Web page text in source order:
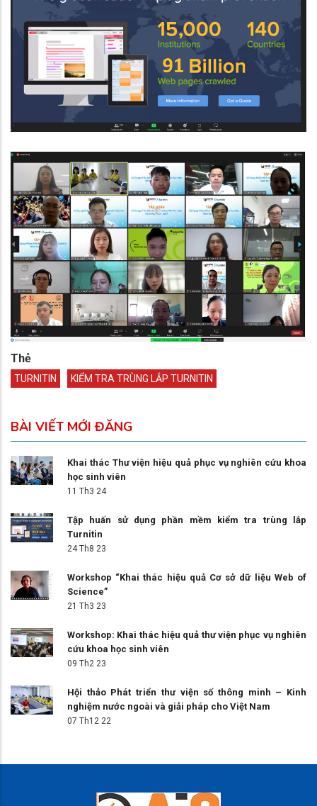
Thẻ
TURNITIN KIỂM TRA TRÙNG LẮP TURNITIN
BÀI VIẾT MỚI ĐĂNG
Khai thác Thư viện hiệu quả phục vụ nghiên cứu khoa
học sinh viên
11 Th3 24
Tập huấn sử dụng phần mềm kiểm tra trùng lắp
Turnitin
24 Th8 23
Workshop “Khai thác hiệu quả Cơ sở dữ liệu Web of
Science”
21 Th3 23
Workshop: Khai thác hiệu quả thư viện phục vụ nghiên
cứu khoa học sinh viên
09 Th2 23
Hội thảo Phát triển thư viện số thông minh – Kinh
nghiệm nước ngoài và giải pháp cho Việt Nam
07 Th12 22